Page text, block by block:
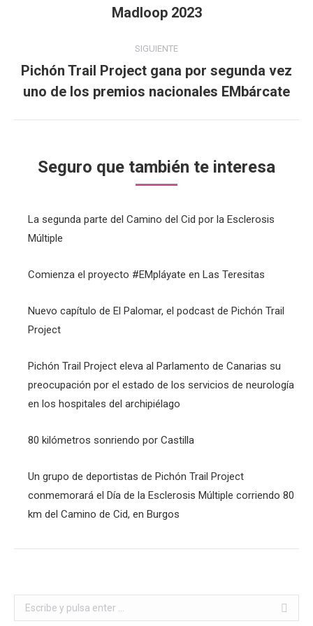
publicaciones
Publicación
Madloop 2023
SIGUIENTE
Publicación
siguiente:
Pichón Trail Project gana por segunda vez
uno de los premios nacionales EMbárcate
Seguro que también te interesa
La segunda parte del Camino del Cid por la Esclerosis
Múltiple
Comienza el proyecto #EMpláyate en Las Teresitas
Nuevo capítulo de El Palomar, el podcast de Pichón Trail
Project
Pichón Trail Project eleva al Parlamento de Canarias su
preocupación por el estado de los servicios de neurología
en los hospitales del archipiélago
80 kilómetros sonriendo por Castilla
Un grupo de deportistas de Pichón Trail Project
conmemorará el Día de la Esclerosis Múltiple corriendo 80
km del Camino de Cid, en Burgos
Buscar: